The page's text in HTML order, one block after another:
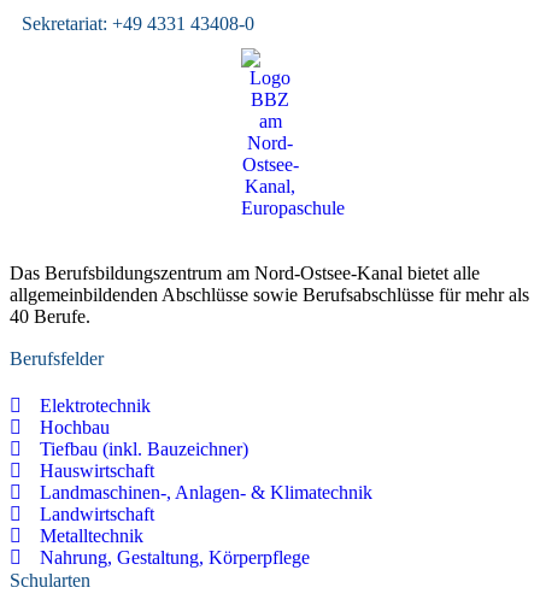
Sekretariat: +49 4331 43408-0
Das Berufsbildungszentrum am Nord-Ostsee-Kanal bietet alle
allgemeinbildenden Abschlüsse sowie Berufsabschlüsse für mehr als
40 Berufe.
Berufsfelder
Elektrotechnik
Hochbau
Tiefbau (inkl. Bauzeichner)
Hauswirtschaft
Landmaschinen-, Anlagen- & Klimatechnik
Landwirtschaft
Metalltechnik
Nahrung, Gestaltung, Körperpflege
Schularten